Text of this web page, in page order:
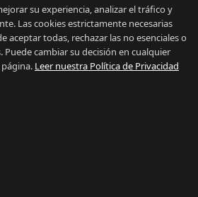
su experiencia, analizar el tráfico y
Las cookies estrictamente necesarias
aceptar todas, rechazar las no esenciales o
Puede cambiar su decisión en cualquier
Leer nuestra Política de Privacidad